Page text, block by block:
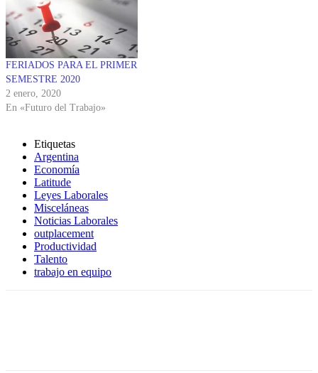
FERIADOS PARA EL PRIMER
SEMESTRE 2020
2 enero, 2020
En «Futuro del Trabajo»
Etiquetas
Argentina
Economía
Latitude
Leyes Laborales
Misceláneas
Noticias Laborales
outplacement
Productividad
Talento
trabajo en equipo